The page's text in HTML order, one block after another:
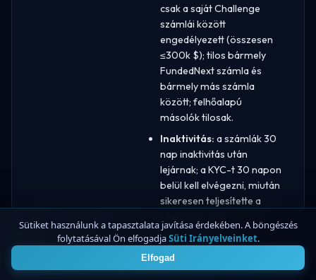
csak a saját Challenge
számlái között
engedélyezett (összesen
≤300k $); tilos bármely
FundedNext számla és
bármely más számla
között; felhőalapú
másolók tilosak.
Inaktivitás: a számlák 30
nap inaktivitás után
lejárnak; a KYC-t 30 napon
belül kell elvégezni, miután
sikeresen teljesítette a
Számlakezelés és
megosztás:
számla/eszközmegosztás;
Sütiket használunk a tapasztalata javítása érdekében. A böngészés
folytatásával Ön elfogadjaSüti Irányelveinket.
Elfogad